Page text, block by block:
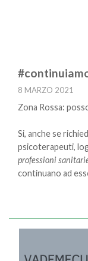
8 MARZO 2021
Zona Rossa:
Si, anche se
psicoterapeuti,
professioni
continuano ad